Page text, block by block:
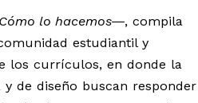
Cómo lo hacemos―, compila
estudiantil y
los currículos, en donde la
de diseño buscan